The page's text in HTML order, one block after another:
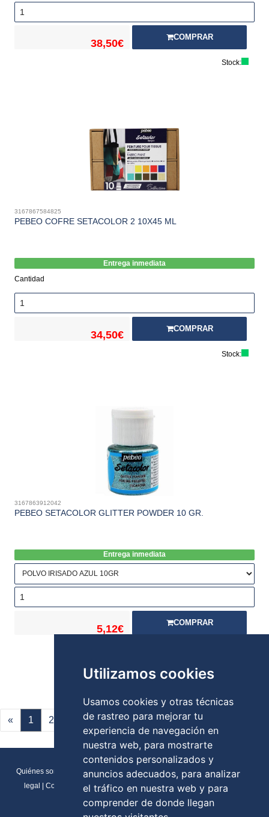
Utilizamos cookies
Usamos cookies y otras técnicas
de rastreo para mejorar tu
experiencia de navegación en
nuestra web, para mostrarte
contenidos personalizados y
anuncios adecuados, para analizar
el tráfico en nuestra web y para
comprender de donde llegan
38,50€
COMPRAR
Stock:
3167867584825
PEBEO COFRE SETACOLOR 2 10X45 ML
Entrega inmediata
Cantidad
34,50€
COMPRAR
Stock:
3167863912042
PEBEO SETACOLOR GLITTER POWDER 10 GR.
Entrega inmediata
5,12€
COMPRAR
« 1 2
Quiénes somos Direcciones y contactos|Formulario de contacto|Aviso
legal | Condiciones generales de venta|Política de cookies|RGPD
Preferencias de cookies